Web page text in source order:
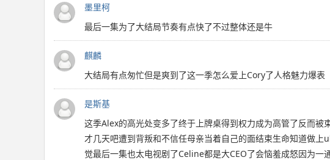
墨里柯
最后一集为了大结局节奏有点快了不过整体还是牛
麒麟
大结局有点匆忙但是爽到了这一季怎么爱上Cory了人格魅力爆表
是斯基
这季Alex的高光处变多了终于上牌桌得到权力成为高管了反而
才几天吧遭到背叛和不信任母亲当着自己的面结束生命知道做
觉最后一集也太电视剧了Celine都是大CEO了会恼羞成怒因为